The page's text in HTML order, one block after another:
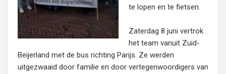
te lopen en te fietsen.
Zaterdag 8 juni vertrok
het team vanuit Zuid-
Beijerland met de bus richting Parijs. Ze werden
uitgezwaaid door familie en door vertegenwoordigers van